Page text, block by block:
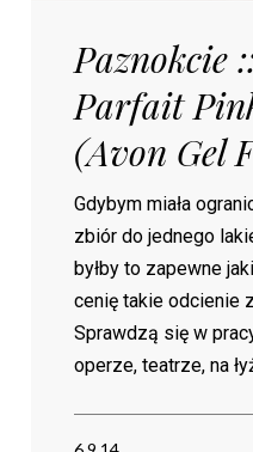
Paznokcie
Parfait
(Avon Gel
Gdybym miała
zbiór do jednego
byłby to zapewne
cenię takie odcienie
Sprawdzą się w
operze, teatrze, na